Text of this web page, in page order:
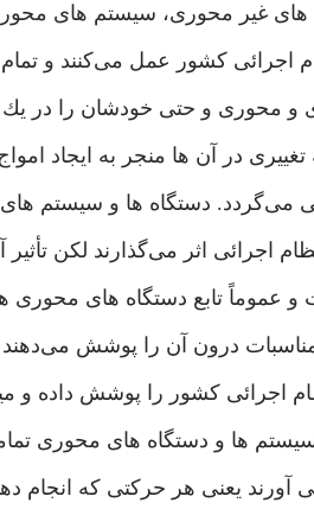
غير محوری‌،‌ سيستم های‌
اجرائی‌ كشور عمل می‌كنند و
و محوری‌ و حتی‌ خودشان را در
در آن ها منجر به ايجاد
می‌گردد. دستگاه ها و سيستم های‌
اثر می‌گذارند لكن تأثير
عموماً تابع دستگاه ها‌ی محوری‌
درون آن را پوشش می‌دهند
اجرائی‌ كشور را پوشش داده و
ها و دستگاه های‌ محوری‌
يعنی‌ هر حركتی‌ كه انجام